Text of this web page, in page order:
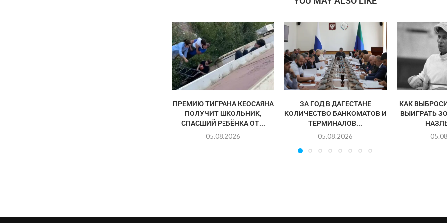
ПРЕМИЮ ТИГРАНА КЕОСАЯНА
ПОЛУЧИТ ШКОЛЬНИК,
СПАСШИЙ РЕБЁНКА ОТ...
05.08.2026
ЗА ГОД В ДАГЕСТАНЕ
КОЛИЧЕСТВО БАНКОМАТОВ И
ТЕРМИНАЛОВ...
05.08.2026
КАК
ВЫИГРАТЬ